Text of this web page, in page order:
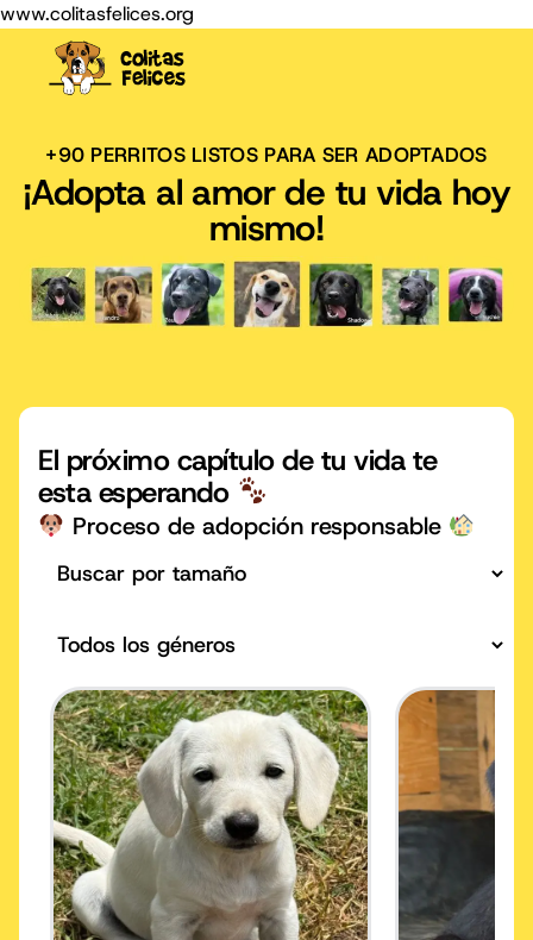
www.colitasfelices.org
+90 PERRITOS LISTOS PARA SER ADOPTADOS
¡Adopta al amor de tu vida hoy
mismo!
El próximo capítulo de tu vida te
esta esperando
Proceso de adopción responsable